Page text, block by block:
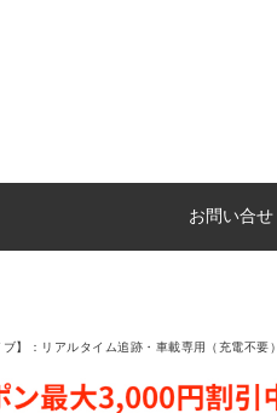
お問い合せ
ブ】：リアルタイム追跡・車載専用（充電不要）